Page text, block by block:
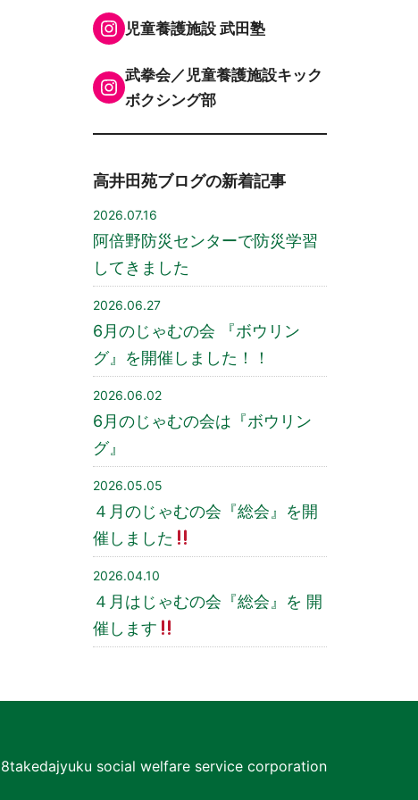
Instagram
児童養護施設 武田塾
Instagram
武拳会／児童養護施設キック
ボクシング部
高井田苑ブログの新着記事
2026.07.16
阿倍野防災センターで防災学習
してきました
2026.06.27
6月のじゃむの会 『ボウリン
グ』を開催しました！！
2026.06.02
6月のじゃむの会は『ボウリン
グ』
2026.05.05
４月のじゃむの会『総会』を開
催しました
2026.04.10
４月はじゃむの会『総会』を 開
催します
takedajyuku social welfare service corporation